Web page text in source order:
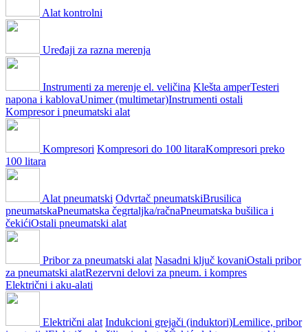
Alat kontrolni
Uređaji za razna merenja
Instrumenti za merenje el. veličina Klešta amperTesteri
napona i kablovaUnimer (multimetar)Instrumenti ostali
Kompresor i pneumatski alat
Kompresori Kompresori do 100 litaraKompresori preko
100 litara
Alat pneumatski Odvrtač pneumatskiBrusilica
pneumatskaPneumatska čegrtaljka/račnaPneumatska bušilica i
čekićiOstali pneumatski alat
Pribor za pneumatski alat Nasadni ključ kovaniOstali pribor
za pneumatski alatRezervni delovi za pneum. i kompres
Električni i aku-alati
Električni alat Indukcioni grejači (induktori)Lemilice, pribor